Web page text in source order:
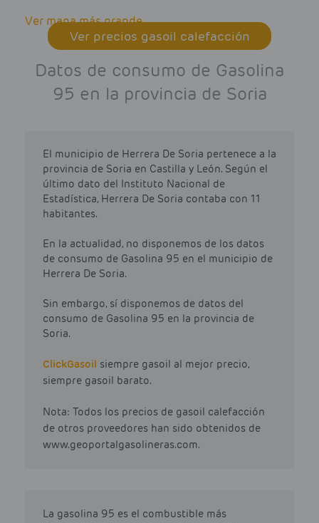
Ver mapa más grande
Ver precios gasoil calefacción
Datos de consumo de Gasolina
95 en la provincia de Soria
El municipio de Herrera De Soria pertenece a la
provincia de Soria en Castilla y León. Según el
último dato del Instituto Nacional de
Estadística, Herrera De Soria contaba con 11
habitantes.
En la actualidad, no disponemos de los datos
de consumo de Gasolina 95 en el municipio de
Herrera De Soria.
Sin embargo, sí disponemos de datos del
consumo de Gasolina 95 en la provincia de
Soria.
ClickGasoil siempre gasoil al mejor precio,
siempre gasoil barato.
Nota: Todos los precios de gasoil calefacción
de otros proveedores han sido obtenidos de
www.geoportalgasolineras.com.
La gasolina 95 es el combustible más